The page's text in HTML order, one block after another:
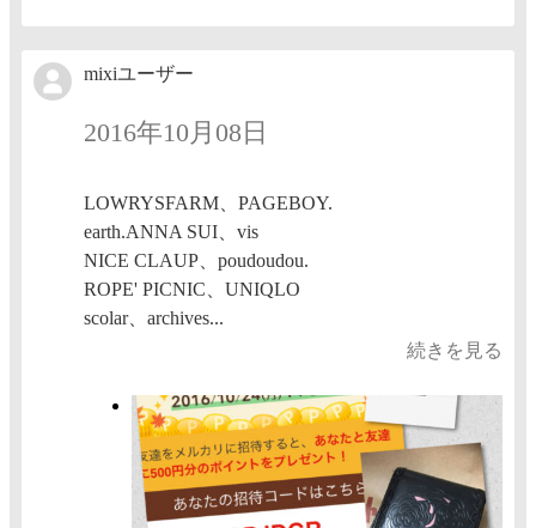
mixiユーザー
2016年10月08日
LOWRYSFARM、PAGEBOY.
earth.ANNA SUI、vis
NICE CLAUP、poudoudou.
ROPE' PICNIC、UNIQLO
scolar、archives...
続きを見る